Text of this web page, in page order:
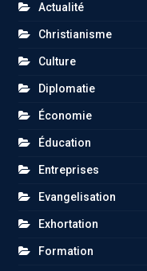
Actualité
Christianisme
Culture
Diplomatie
Économie
Éducation
Entreprises
Evangelisation
Exhortation
Formation